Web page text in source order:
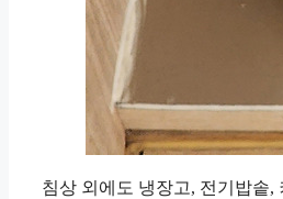
침상 외에도 냉장고, 전기밥솥,